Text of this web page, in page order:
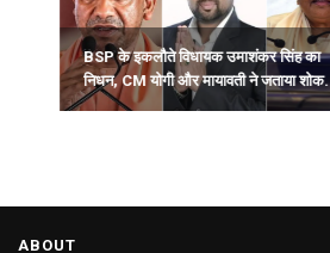
BSP के इकलौते विधायक उमाशंकर सिंह का
निधन, CM योगी और मायावती ने जताया शोक.
ABOUT